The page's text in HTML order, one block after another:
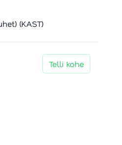
(KAST)
Telli kohe